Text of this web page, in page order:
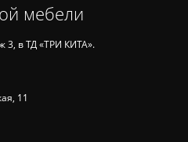
мебели
3, в ТД «ТРИ КИТА».
11